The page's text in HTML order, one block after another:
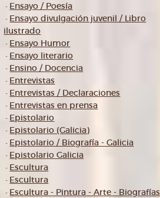
- Ensayo / Poesía
- Ensayo divulgación juvenil / Libro
ilustrado
- Ensayo Humor
- Ensayo literario
- Ensino / Docencia
- Entrevistas
- Entrevistas / Declaraciones
- Entrevistas en prensa
- Epistolario
- Epistolario (Galicia)
- Epistolario / Biografía - Galicia
- Epistolario Galicia
- Escultura
- Escultura
- Escultura - Pintura - Arte - Biografías